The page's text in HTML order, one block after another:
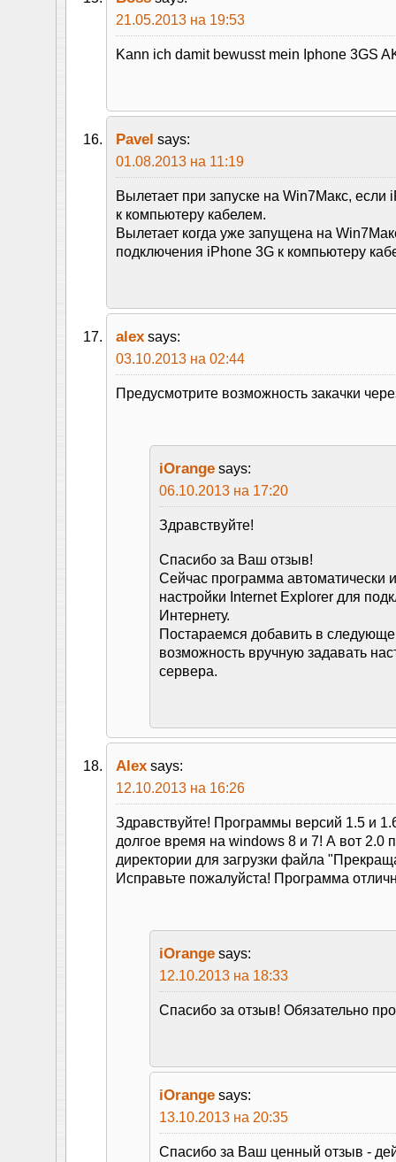
21.05.2013 на 19:53
Kann ich damit bewusst mein Iphone 3GS
Pavel says:
01.08.2013 на 11:19
Вылетает при запуске на Win7Макс, если
к компьютеру кабелем.
Вылетает когда уже запущена на
подключения iPhone 3G к компьютеру
alex says:
03.10.2013 на 02:44
Предусмотрите возможность закачки
iOrange says:
06.10.2013 на 17:20
Здравствуйте!
Спасибо за Ваш отзыв!
Сейчас программа автоматически
настройки Internet Explorer для
Интернету.
Постараемся добавить в
возможность вручную задавать
сервера.
Alex says:
12.10.2013 на 16:26
Здравствуйте! Программы версий 1.5 и
долгое время на windows 8 и 7! А вот 2.0
директории для загрузки файла
Исправьте пожалуйста! Программа
iOrange says:
12.10.2013 на 18:33
Спасибо за отзыв! Обязательно
iOrange says:
13.10.2013 на 20:35
Спасибо за Ваш ценный отзыв -